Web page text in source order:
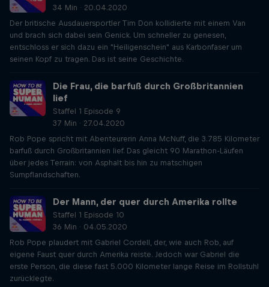
34 Min · 20.04.2020
Der britische Ausdauersportler Tim Don kollidierte mit einem Van
und brach sich dabei sein Genick. Um schneller zu genesen,
entschloss er sich dazu ein "Heiligenschein" aus Karbonfaser um
seinen Kopf zu tragen. Das ist seine Geschichte.
Die Frau, die barfuß durch Großbritannien
lief
Staffel 1 Episode 9
37 Min · 27.04.2020
Rob Pope spricht mit Abenteurerin Anna McNuff, die 3.785 Kilometer
barfuß durch Großbritannien lief. Das gleicht 90 Marathon-Läufen
über jedes Terrain: von Asphalt bis hin zu matschigen
Sumpflandschaften.
Der Mann, der quer durch Amerika rollte
Staffel 1 Episode 10
36 Min · 04.05.2020
Rob Pope plaudert mit Gabriel Cordell, der, wie auch Rob, auf
eigene Faust quer durch Amerika reiste. Jedoch war Gabriel die
erste Person, die diese fast 5.000 Kilometer lange Reise im Rollstuhl
zurücklegte.